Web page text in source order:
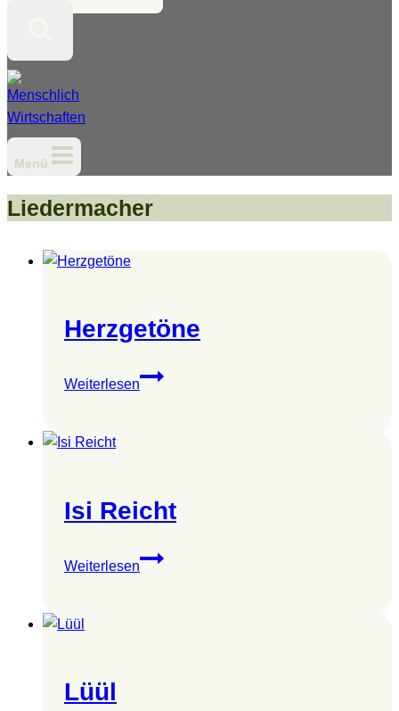
Menü
Liedermacher
Herzgetöne
Weiterlesen
Herzgetöne
Isi Reicht
Weiterlesen
Isi
Lüül